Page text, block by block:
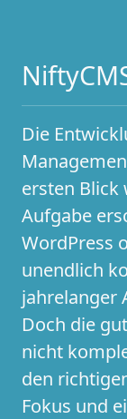
Die
ersten Blick
Aufgabe
WordPress
unendlich
jahrelanger
Doch die
nicht
den
Fokus und